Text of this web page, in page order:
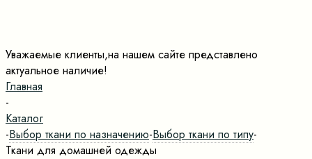
Уважаемые клиенты,на нашем сайте представлено
актуальное наличие!
Главная
-
Каталог
-Выбор ткани по назначению-Выбор ткани по типу-
Ткани для домашней одежды